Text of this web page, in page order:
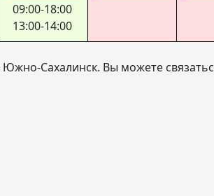
09:00-18:00
13:00-14:00
Южно-Сахалинск. Вы можете